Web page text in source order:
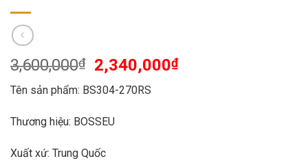
3,600,000₫ 2,340,000₫
Tên sản phẩm: BS304-270RS
Thương hiệu: BOSSEU
Xuất xứ: Trung Quốc